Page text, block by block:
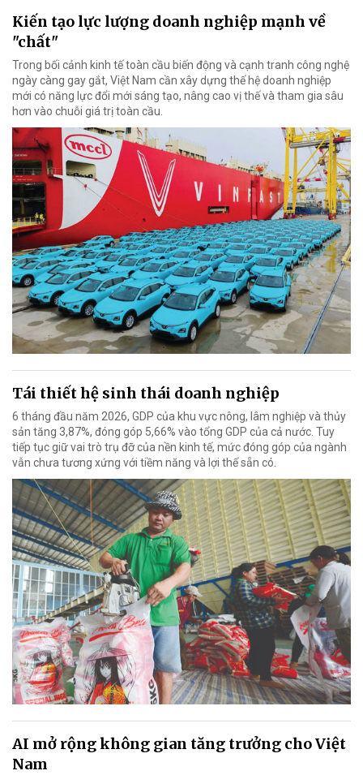
Kiến tạo lực lượng doanh nghiệp mạnh về
"chất"
Trong bối cảnh kinh tế toàn cầu biến động và cạnh tranh công nghệ
ngày càng gay gắt, Việt Nam cần xây dựng thế hệ doanh nghiệp
mới có năng lực đổi mới sáng tạo, nâng cao vị thế và tham gia sâu
hơn vào chuỗi giá trị toàn cầu.
Tái thiết hệ sinh thái doanh nghiệp
6 tháng đầu năm 2026, GDP của khu vực nông, lâm nghiệp và thủy
sản tăng 3,87%, đóng góp 5,66% vào tổng GDP của cả nước. Tuy
tiếp tục giữ vai trò trụ đỡ của nền kinh tế, mức đóng góp của ngành
vẫn chưa tương xứng với tiềm năng và lợi thế sẵn có.
AI mở rộng không gian tăng trưởng cho Việt
Nam